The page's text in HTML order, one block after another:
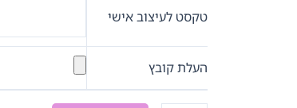
₪89.00.טקסט לעיצוב אישי
העלת קובץ
של
הקסם